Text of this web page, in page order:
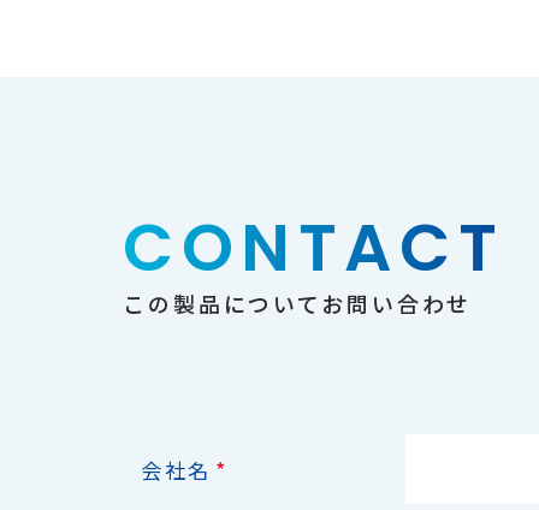
CONTACT
この製品についてお問い合わせ
会社名 *